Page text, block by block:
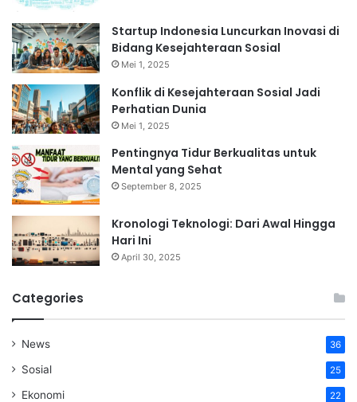
Startup Indonesia Luncurkan Inovasi di
Bidang Kesejahteraan Sosial
Mei 1, 2025
Konflik di Kesejahteraan Sosial Jadi
Perhatian Dunia
Mei 1, 2025
Pentingnya Tidur Berkualitas untuk
Mental yang Sehat
September 8, 2025
Kronologi Teknologi: Dari Awal Hingga
Hari Ini
April 30, 2025
Categories
News 36
Sosial 25
Ekonomi 22